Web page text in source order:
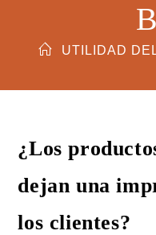
UTILIDAD
¿Los
dejan una
los clientes?